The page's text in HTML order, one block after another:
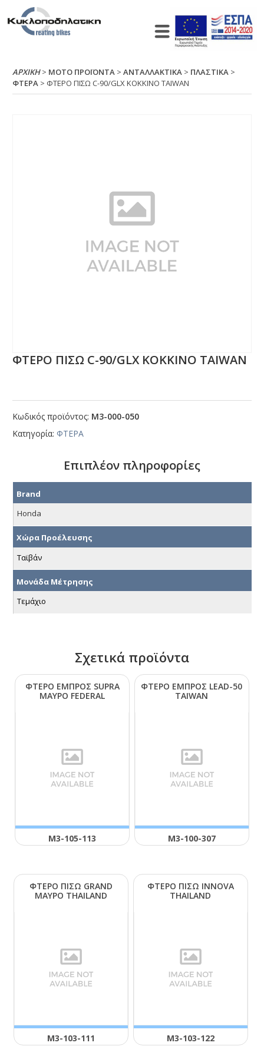
ΑΡΧΙΚΉ> ΜΟΤΟ ΠΡΟΪΟΝΤΑ >ΑΝΤΑΛΛΑΚΤΙΚΑ > ΠΛΑΣΤΙΚΑ >
ΦΤΕΡΑ > ΦΤΕΡΟ ΠΙΣΩ C-90/GLΧ ΚΟΚΚΙΝΟ ΤΑΙWΑΝ
ΦΤΕΡΟ ΠΙΣΩ C-90/GLΧ ΚΟΚΚΙΝΟ ΤΑΙWΑΝ
Κωδικός προϊόντος: Μ3-000-050
Κατηγορία: ΦΤΕΡΑ
Επιπλέον πληροφορίες
Brand
Honda
Χώρα Προέλευσης
Ταϊβάν
Μονάδα Μέτρησης
Τεμάχιο
Σχετικά προϊόντα
ΦΤΕΡΟ ΕΜΠΡΟΣ SUΡRΑ
ΜΑΥΡΟ FΕDΕRΑL
Μ3-105-113
ΦΤΕΡΟ ΕΜΠΡΟΣ LΕΑD-50
ΤΑΙWΑΝ
Μ3-100-307
ΦΤΕΡΟ ΠΙΣΩ GRΑΝD
ΜΑΥΡΟ ΤΗΑΙLΑΝD
Μ3-103-111
ΦΤΕΡΟ ΠΙΣΩ ΙΝΝΟVΑ
ΤΗΑΙLΑΝD
Μ3-103-122